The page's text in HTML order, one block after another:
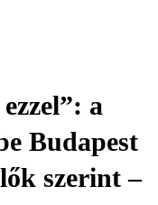
a
Budapest
szerint –